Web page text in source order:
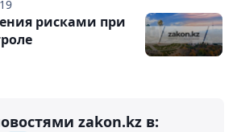
рисками при
zakon.kz в: